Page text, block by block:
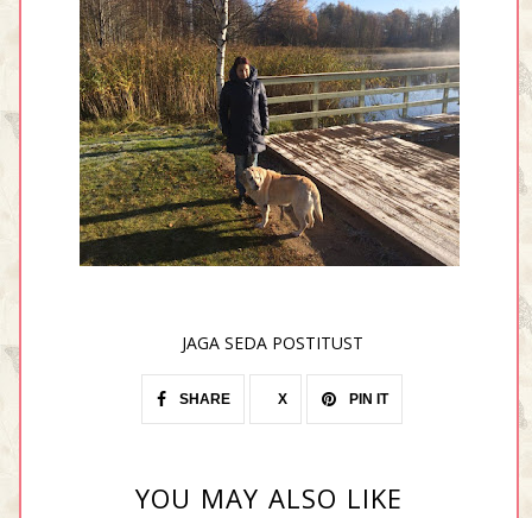
JAGA SEDA POSTITUST
SHARE X PIN IT
YOU MAY ALSO LIKE